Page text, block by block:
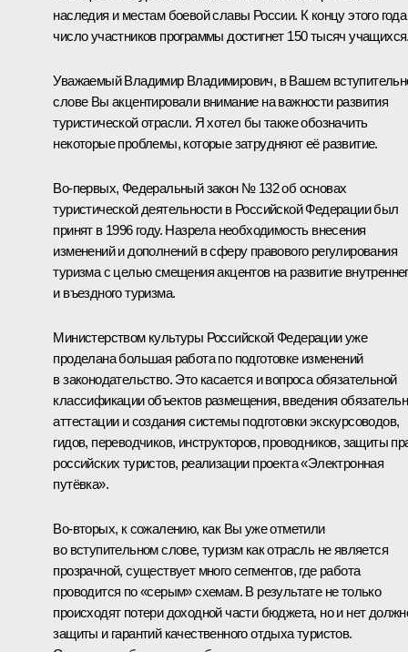
наследия и местам боевой славы России. К концу этого года
число участников программы достигнет 150 тысяч
Уважаемый Владимир Владимирович, в Вашем
слове Вы акцентировали внимание на важности развития
туристической отрасли. Я хотел бы также обозначить
некоторые проблемы, которые затрудняют её развитие.
Во‑первых, Федеральный закон № 132 об основах
туристической деятельности в Российской Федерации был
принят в 1996 году. Назрела необходимость внесения
изменений и дополнений в сферу правового регулирования
туризма с целью смещения акцентов на развитие
и въездного туризма.
Министерством культуры Российской Федерации уже
проделана большая работа по подготовке изменений
в законодательство. Это касается и вопроса обязательной
классификации объектов размещения, введения
аттестации и создания системы подготовки экскурсоводов,
гидов, переводчиков, инструкторов, проводников, защиты
российских туристов, реализации проекта «Электронная
путёвка».
Во‑вторых, к сожалению, как Вы уже отметили
во вступительном слове, туризм как отрасль не является
прозрачной, существует много сегментов, где работа
проводится по «серым» схемам. В результате не только
происходят потери доходной части бюджета, но и нет
защиты и гарантий качественного отдыха туристов.